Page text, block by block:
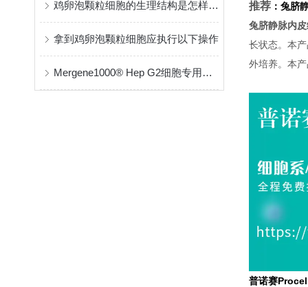
鸡卵泡颗粒细胞的生理结构是怎样的？
拿到鸡卵泡颗粒细胞应执行以下操作
Mergene1000® Hep G2细胞专用mRNA转染试剂：高效、稳定的基因递送解决方案
推荐 ： 兔脐
兔脐静脉内
长状态。本
外培养。本
普诺赛